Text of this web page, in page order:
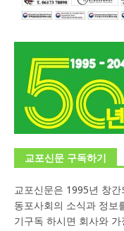
교포신문 구독하기
교포신문은 1995년 창
동포사회의 소식과 정보
기구독 하시면 회사와